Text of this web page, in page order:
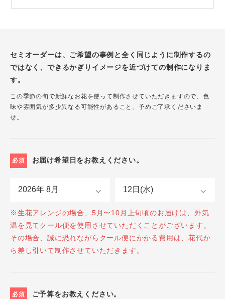
セミオーダーは、ご希望の事例と全く同じように制作するの
ではなく、できるかぎりイメージを近づけての制作になりま
す。
この季節の旬で新鮮なお花を使って制作させていただきますので、色
味や雰囲気が多少異なる可能性があること、予めご了承くださいま
せ。
必須 お届け希望日をお教えください。
※生花アレンジの場合、5月〜10月上旬頃のお届けは、外気
温を見てクール便を使用させていただくことがございます。
その場合、誠に恐れながらクール便にかかる費用は、花代か
ら差し引いて制作させていただきます。
必須 ご予算をお教えください。